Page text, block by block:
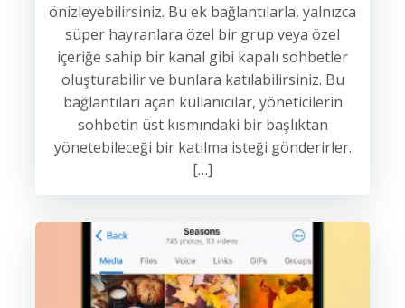
önizleyebilirsiniz. Bu ek bağlantılarla, yalnızca
süper hayranlara özel bir grup veya özel
içeriğe sahip bir kanal gibi kapalı sohbetler
oluşturabilir ve bunlara katılabilirsiniz. Bu
bağlantıları açan kullanıcılar, yöneticilerin
sohbetin üst kısmındaki bir başlıktan
yönetebileceği bir katılma isteği gönderirler.
[…]